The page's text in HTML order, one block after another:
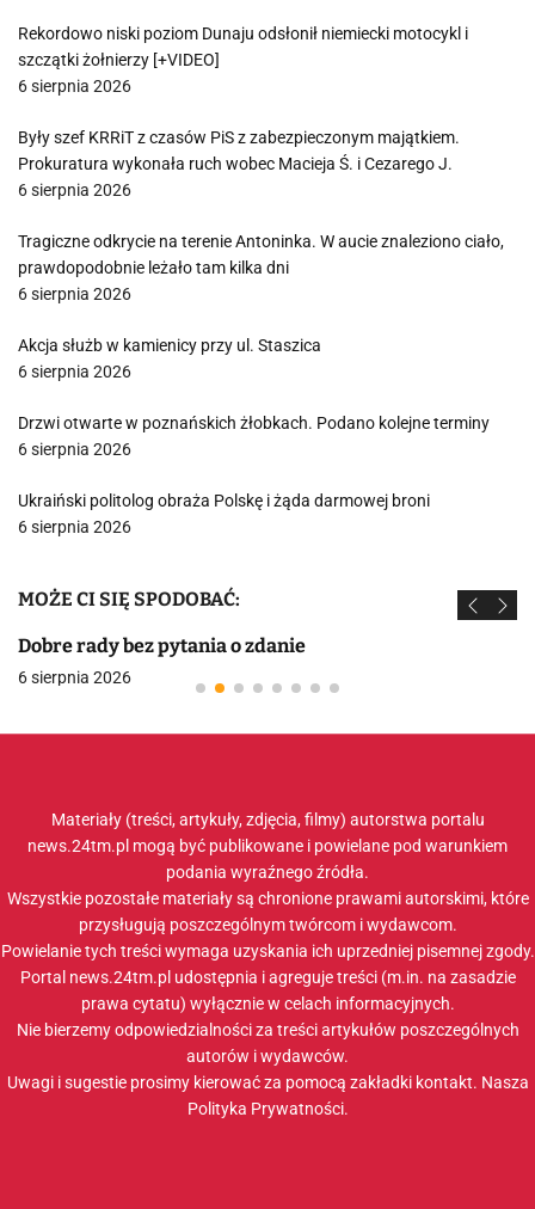
Rekordowo niski poziom Dunaju odsłonił niemiecki motocykl i
szczątki żołnierzy [+VIDEO]
6 sierpnia 2026
Były szef KRRiT z czasów PiS z zabezpieczonym majątkiem.
Prokuratura wykonała ruch wobec Macieja Ś. i Cezarego J.
6 sierpnia 2026
Tragiczne odkrycie na terenie Antoninka. W aucie znaleziono ciało,
prawdopodobnie leżało tam kilka dni
6 sierpnia 2026
Akcja służb w kamienicy przy ul. Staszica
6 sierpnia 2026
Drzwi otwarte w poznańskich żłobkach. Podano kolejne terminy
6 sierpnia 2026
Ukraiński politolog obraża Polskę i żąda darmowej broni
6 sierpnia 2026
MOŻE CI SIĘ SPODOBAĆ:
Dobre rady bez pytania o zdanie
6 sierpnia 2026
Materiały (treści, artykuły, zdjęcia, filmy) autorstwa portalu
news.24tm.pl mogą być publikowane i powielane pod warunkiem
podania wyraźnego źródła.
Wszystkie pozostałe materiały są chronione prawami autorskimi, które
przysługują poszczególnym twórcom i wydawcom.
Powielanie tych treści wymaga uzyskania ich uprzedniej pisemnej zgody.
Portal news.24tm.pl udostępnia i agreguje treści (m.in. na zasadzie
prawa cytatu) wyłącznie w celach informacyjnych.
Nie bierzemy odpowiedzialności za treści artykułów poszczególnych
autorów i wydawców.
Uwagi i sugestie prosimy kierować za pomocą zakładki kontakt. Nasza
Polityka Prywatności.